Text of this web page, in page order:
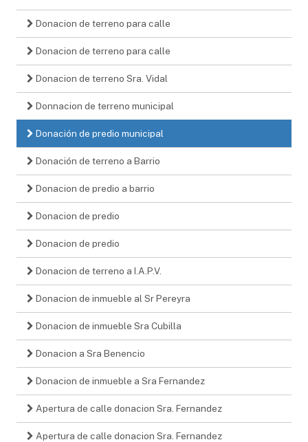
Donacion de terreno para calle
Donacion de terreno para calle
Donacion de terreno Sra. Vidal
Donnacion de terreno municipal
Donación de predio municipal
Donación de terreno a Barrio
Donacion de predio a barrio
Donacion de predio
Donacion de predio
Donacion de terreno a I.A.P.V.
Donacion de inmueble al Sr Pereyra
Donacion de inmueble Sra Cubilla
Donacion a Sra Benencio
Donacion de inmueble a Sra Fernandez
Apertura de calle donacion Sra. Fernandez
Apertura de calle donacion Sra. Fernandez